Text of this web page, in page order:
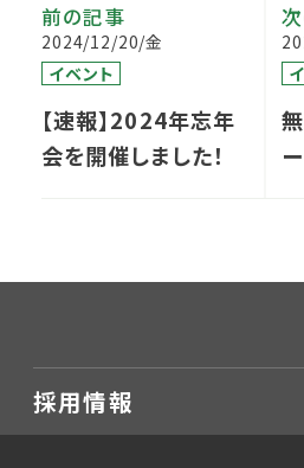
前の記事
2024/12/20/金
イベント
【速報】2024年忘年
会を開催しました！
採用情報